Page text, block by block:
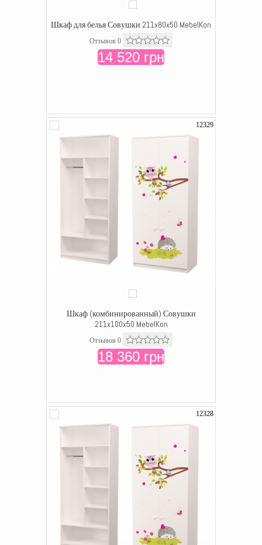
Шкаф для белья Совушки 211x80x50 MebelKon
Отзывов 0
14 520 грн
12329
Шкаф (комбинированный) Совушки
211x100x50 MebelKon
Отзывов 0
18 360 грн
12328